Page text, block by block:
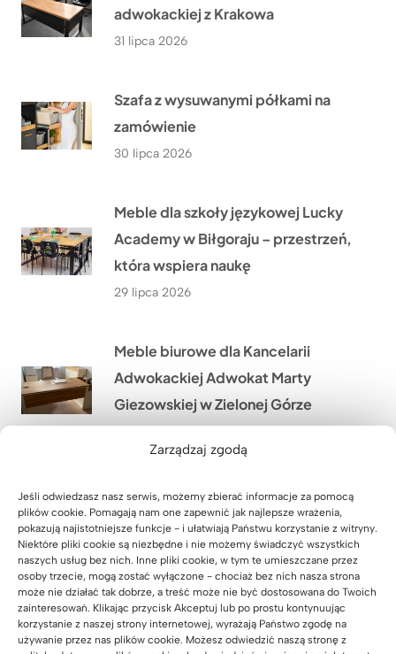
Zarządzaj zgodą
Jeśli odwiedzasz nasz serwis, możemy zbierać informacje za pomocą
plików cookie. Pomagają nam one zapewnić jak najlepsze wrażenia,
pokazują najistotniejsze funkcje - i ułatwiają Państwu korzystanie z witryny.
Niektóre pliki cookie są niezbędne i nie możemy świadczyć wszystkich
naszych usług bez nich. Inne pliki cookie, w tym te umieszczane przez
osoby trzecie, mogą zostać wyłączone - chociaż bez nich nasza strona
może nie działać tak dobrze, a treść może nie być dostosowana do Twoich
zainteresowań. Klikając przycisk Akceptuj lub po prostu kontynuując
korzystanie z naszej strony internetowej, wyrażają Państwo zgodę na
używanie przez nas plików cookie. Możesz odwiedzić naszą stronę z
adwokackiej z Krakowa
31 lipca 2026
Szafa z wysuwanymi półkami na
zamówienie
30 lipca 2026
Meble dla szkoły językowej Lucky
Academy w Biłgoraju – przestrzeń,
która wspiera naukę
29 lipca 2026
Meble biurowe dla Kancelarii
Adwokackiej Adwokat Marty
Giezowskiej w Zielonej Górze
Jak stworzyliśmy szafę biurową z
miejscem na drukarkę i dokumenty
dla biura nieruchomości w
Warszawie?
27 lipca 2026